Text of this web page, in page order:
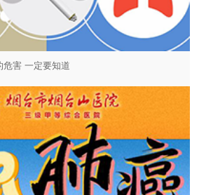
害 一定要知道